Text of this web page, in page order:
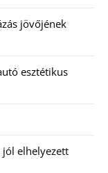
jövőjének
esztétikus
elhelyezett